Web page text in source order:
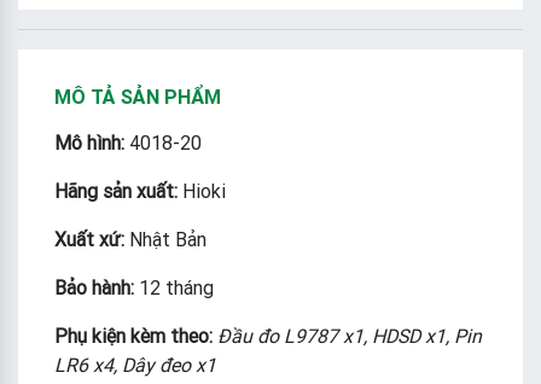
MÔ TẢ SẢN PHẨM
Mô hình: 4018-20
Hãng sản xuất: Hioki
Xuất xứ: Nhật Bản
Bảo hành: 12 tháng
Phụ kiện kèm theo: Đầu đo L9787 x1, HDSD x1, Pin
LR6 x4, Dây đeo x1